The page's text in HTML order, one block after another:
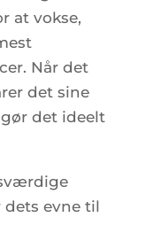
at vokse,
Når det
det sine
det ideelt
dets evne til